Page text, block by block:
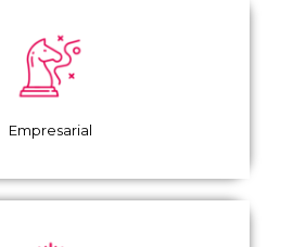
Empresarial